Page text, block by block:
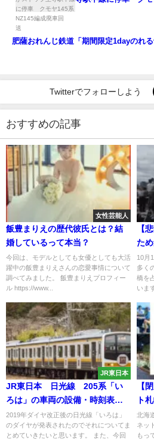
肥薩おれんじ鉄道「期間限定1dayのれ
Twitterでフォローしよう
おすすめの記事
女性芸能人
飯豊まりえの歴代彼氏とは？結
婚しているって本当？
今回は、モデルとしても女優としても大活
躍中の飯豊まりえさんの恋愛事情について
調べてみました。 飯豊まりえプロフィー
ル https://www...
【
た
全
の
10月
多く
橋を
いま
JR東日本
JR東日本 日光線 205系「い
ろは」の車両の設備・時刻表と
料金は？今回から増発も【2019
年ダイヤ改正対応・最新版】
2019年ダイヤ改正後の日光線「いろは」
のダイヤが発表されたのでそれについてま
とめていきたいと思います。 また、今回
【
ト
31
因か
北海
ネッ
もっ